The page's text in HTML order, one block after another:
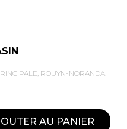
ROUYN-NORANDA
AU PANIER